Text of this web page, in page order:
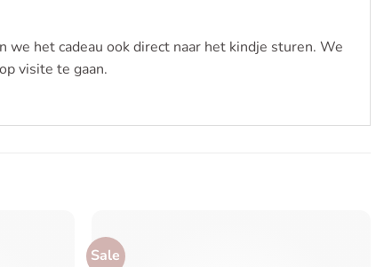
we het cadeau ook direct naar het kindje sturen. We
visite te gaan.
Sale